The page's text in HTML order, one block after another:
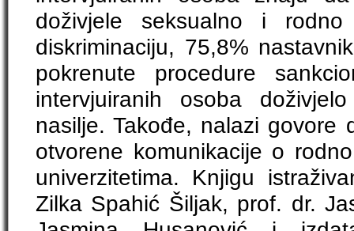
doživjele seksualno i
diskriminaciju, 75,8%
pokrenute procedure
intervjuiranih osoba
nasilje. Takođe, nalazi govore
otvorene komunikacije o
univerzitetima. Knjigu
Zilka Spahić Šiljak, prof. dr.